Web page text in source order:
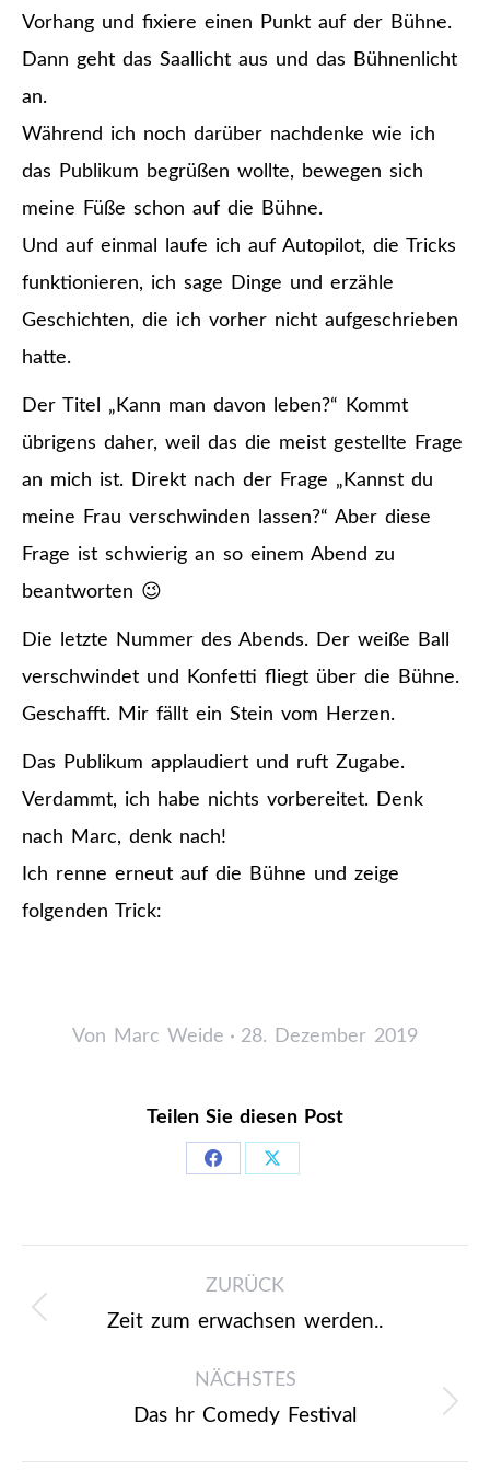
Vorhang und fixiere einen Punkt auf der Bühne.
Dann geht das Saallicht aus und das Bühnenlicht
an.
Während ich noch darüber nachdenke wie ich
das Publikum begrüßen wollte, bewegen sich
meine Füße schon auf die Bühne.
Und auf einmal laufe ich auf Autopilot, die Tricks
funktionieren, ich sage Dinge und erzähle
Geschichten, die ich vorher nicht aufgeschrieben
hatte.
Der Titel „Kann man davon leben?“ Kommt
übrigens daher, weil das die meist gestellte Frage
an mich ist. Direkt nach der Frage „Kannst du
meine Frau verschwinden lassen?“ Aber diese
Frage ist schwierig an so einem Abend zu
beantworten 😉
Die letzte Nummer des Abends. Der weiße Ball
verschwindet und Konfetti fliegt über die Bühne.
Geschafft. Mir fällt ein Stein vom Herzen.
Das Publikum applaudiert und ruft Zugabe.
Verdammt, ich habe nichts vorbereitet. Denk
nach Marc, denk nach!
Ich renne erneut auf die Bühne und zeige
folgenden Trick:
Von Marc Weide 28. Dezember 2019
Teilen Sie diesen Post
Share
Share
Kommentarnavigation
ZURÜCK
Vorheriger
Zeit zum erwachsen werden..
NÄCHSTES
Nächster
Das hr Comedy Festival